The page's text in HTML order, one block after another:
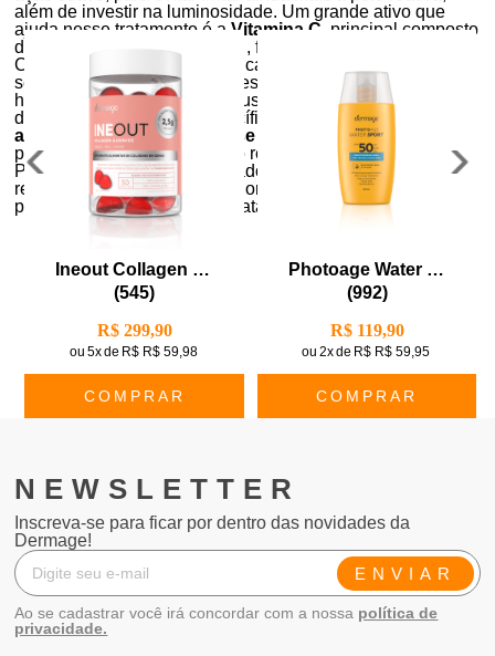
além de investir na luminosidade. Um grande ativo que
ajuda nesse tratamento é a Vitamina C , principal composto
da
linha Improve da Dermage , feita para a pele brasileira.
Como qualquer rotina de skincare , o tratamento da pele
seca é composto por diferentes etapas — limpeza,
hidratação e proteção são seus passos básicos. Por conta
de suas características específicas,
a hidratação se faz
ainda mais importante nesse tratamento, já que é o
principal meio de combate ao ressecamento.
Por isso, na seleção de cuidados para a pele seca,
reunimos produtos com a maior ação hidratante. Navegue
pelas páginas e encontre o tratamento ideal para sua pele!
Ineout Collagen Gummies
(545)
R$ 299,90
ou 5xde R$ R$ 59,98
COMPRAR
Photoage Water Sport Fps50
(992)
R$ 119,90
ou 2xde R$ R$ 59,95
COMPRAR
NEWSLETTER
Inscreva-se para ficar por dentro das novidades da
Dermage!
ENVIAR
Ao se cadastrar você irá concordar com a nossa política de
privacidade.